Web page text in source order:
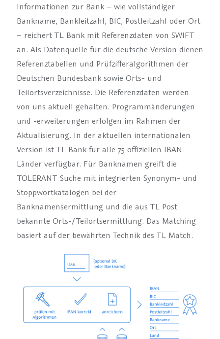
Informationen zur Bank – wie vollständiger
Bankname, Bankleitzahl, BIC, Postleitzahl oder Ort
– reichert TL Bank mit Referenzdaten von SWIFT
an. Als Datenquelle für die deutsche Version dienen
Referenztabellen und Prüfzifferalgorithmen der
Deutschen Bundesbank sowie Orts- und
Teilortsverzeichnisse. Die Referenzdaten werden
von uns aktuell gehalten. Programmänderungen
und -erweiterungen erfolgen im Rahmen der
Aktualisierung. In der aktuellen internationalen
Version ist TL Bank für alle 75 offiziellen IBAN-
Länder verfügbar. Für Banknamen greift die
TOLERANT Suche mit integrierten Synonym- und
Stoppwortkatalogen bei der
Banknamensermittlung und die aus TL Post
bekannte Orts-/Teilortsermittlung. Das Matching
basiert auf der bewährten Technik des TL Match.